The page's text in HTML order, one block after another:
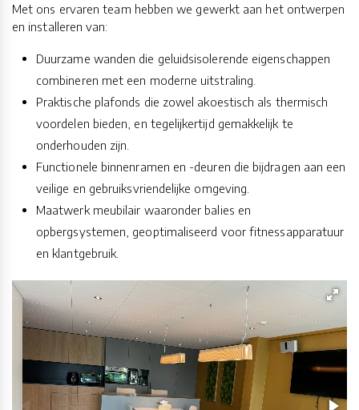
Met ons ervaren team hebben we gewerkt aan het ontwerpen
en installeren van:
Duurzame wanden die geluidsisolerende eigenschappen
combineren met een moderne uitstraling.
Praktische plafonds die zowel akoestisch als thermisch
voordelen bieden, en tegelijkertijd gemakkelijk te
onderhouden zijn.
Functionele binnenramen en -deuren die bijdragen aan een
veilige en gebruiksvriendelijke omgeving.
Maatwerk meubilair waaronder balies en
opbergsystemen, geoptimaliseerd voor fitnessapparatuur
en klantgebruik.